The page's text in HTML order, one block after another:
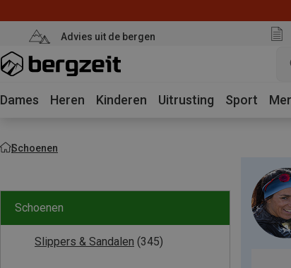
Advies uit de bergen
Dames Heren Kinderen Uitrusting Sport
Schoenen
Schoenen
Slippers & Sandalen (345)